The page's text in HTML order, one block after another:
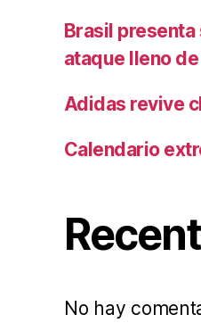
Brasil presenta
ataque lleno
Adidas revive
Calendario
No hay